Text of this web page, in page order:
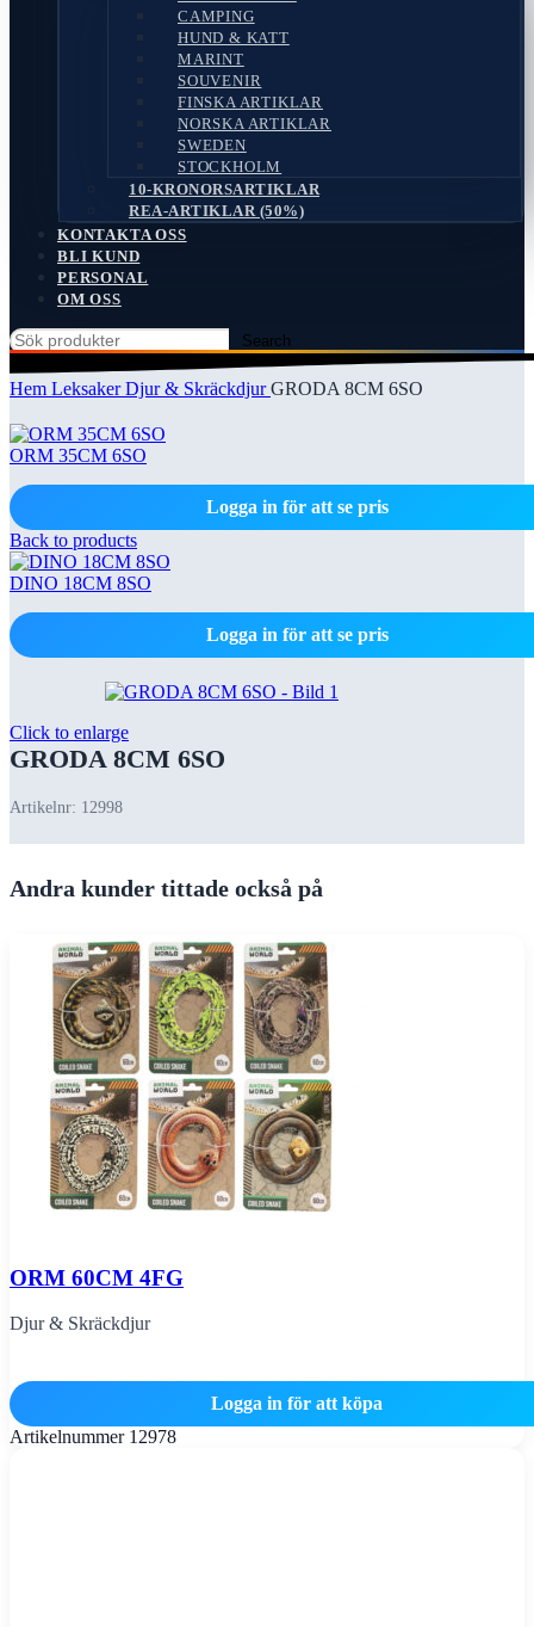
CAMPING
HUND & KATT
MARINT
SOUVENIR
FINSKA ARTIKLAR
NORSKA ARTIKLAR
SWEDEN
STOCKHOLM
10-KRONORSARTIKLAR
REA-ARTIKLAR (50%)
KONTAKTA OSS
BLI KUND
PERSONAL
OM OSS
Search
Hem LeksakerDjur & SkräckdjurGRODA 8CM 6SO
ORM 35CM 6SO
Logga in för att se pris
Back to products
DINO 18CM 8SO
Logga in för att se pris
Click to enlarge
GRODA 8CM 6SO
Artikelnr: 12998
Andra kunder tittade också på
ORM 60CM 4FG
Djur & Skräckdjur
Logga in för att köpa
Artikelnummer 12978